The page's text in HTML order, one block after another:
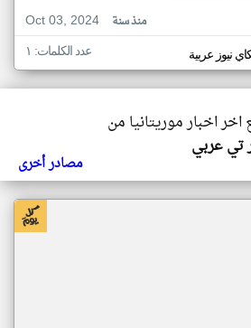
Oct 03, 2024
منذ سنة
نيوز عربية عدد الكلمات: ١
اخر اخبار موريتانيا من
تي عربي
مصادر أخرى